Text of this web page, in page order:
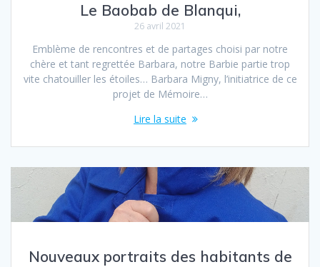
Le Baobab de Blanqui,
26 avril 2021
Emblème de rencontres et de partages choisi par notre
chère et tant regrettée Barbara, notre Barbie partie trop
vite chatouiller les étoiles… Barbara Migny, l’initiatrice de ce
projet de Mémoire…
Lire la suite
Nouveaux portraits des habitants de